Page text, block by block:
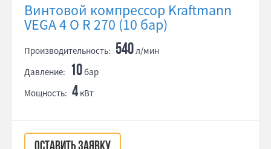
Винтовой компрессор Kraftmann
VEGA 4 O R 270 (10 бар)
Производительность: 540л/мин
Давление: 10бар
Мощность: 4 кВт